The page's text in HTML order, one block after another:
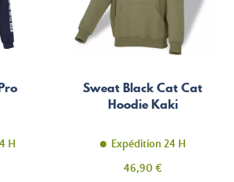
H
Sweat Black Cat Cat
Hoodie Kaki
Expédition 24 H
Prix
46,90 €